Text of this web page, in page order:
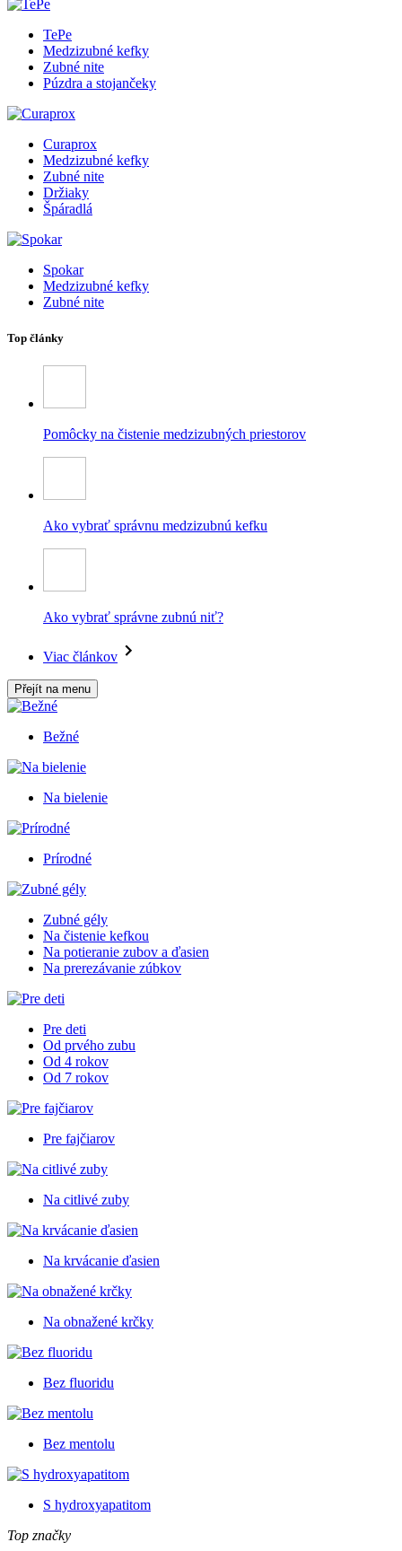
TePe
Medzizubné kefky
Zubné nite
Púzdra a stojančeky
Curaprox
Medzizubné kefky
Zubné nite
Držiaky
Špáradlá
Spokar
Medzizubné kefky
Zubné nite
Top články
Pomôcky na čistenie medzizubných priestorov
Ako vybrať správnu medzizubnú kefku
Ako vybrať správne zubnú niť?
Viac článkov
Přejít na menu
Bežné
Na bielenie
Prírodné
Zubné gély
Na čistenie kefkou
Na potieranie zubov a ďasien
Na prerezávanie zúbkov
Pre deti
Od prvého zubu
Od 4 rokov
Od 7 rokov
Pre fajčiarov
Na citlivé zuby
Na krvácanie ďasien
Na obnažené krčky
Bez fluoridu
Bez mentolu
S hydroxyapatitom
Top značky